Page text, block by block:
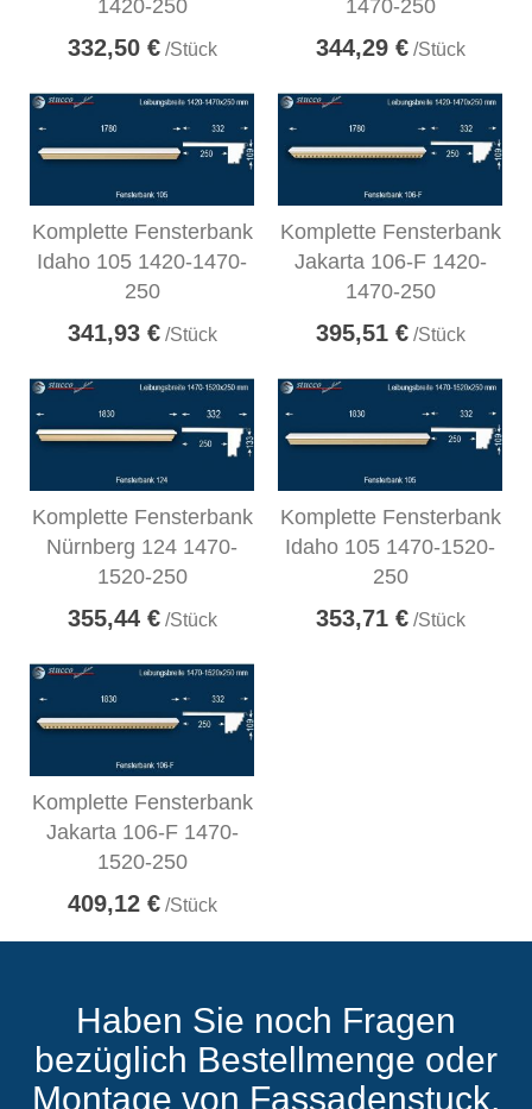
1420-250
332,50 €/Stück
1470-250
344,29 €/Stück
Komplette Fensterbank
Idaho 105 1420-1470-
250
341,93 €/Stück
Komplette Fensterbank
Jakarta 106-F 1420-
1470-250
395,51 €/Stück
Komplette Fensterbank
Nürnberg 124 1470-
1520-250
355,44 €/Stück
Komplette Fensterbank
Idaho 105 1470-1520-
250
353,71 €/Stück
Komplette Fensterbank
Jakarta 106-F 1470-
1520-250
409,12 €/Stück
Haben Sie noch Fragen
bezüglich Bestellmenge oder
Montage von Fassadenstuck,